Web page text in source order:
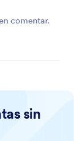
comentar.
sin